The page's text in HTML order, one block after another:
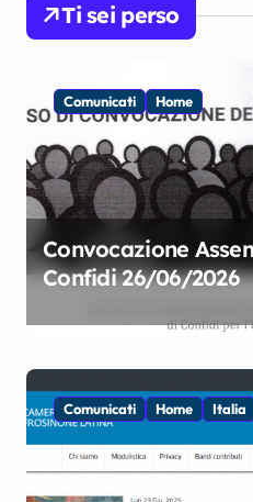
Ti sei perso
Comunicati Home
Convocazione
Confidi 26/06/2026
Comunicati Home Italia